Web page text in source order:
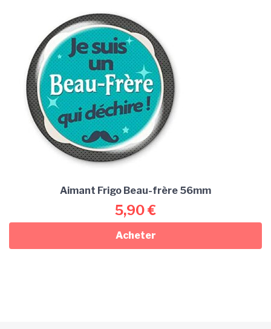
Aimant Frigo Beau-frère 56mm
5,90€
Acheter